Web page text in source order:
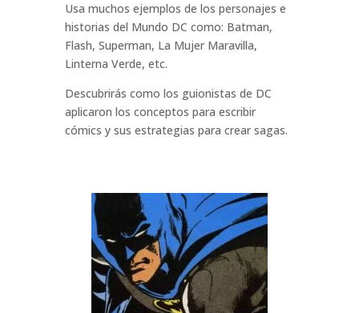
Usa muchos ejemplos de los personajes e
historias del Mundo DC como: Batman,
Flash, Superman, La Mujer Maravilla,
Linterna Verde, etc.
Descubrirás como los guionistas de DC
aplicaron los conceptos para escribir
cómics y sus estrategias para crear sagas.